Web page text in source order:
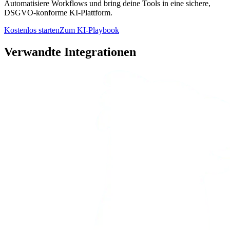
Automatisiere Workflows und bring deine Tools in eine sichere,
DSGVO-konforme KI-Plattform.
Kostenlos startenZum KI-Playbook
Verwandte Integrationen